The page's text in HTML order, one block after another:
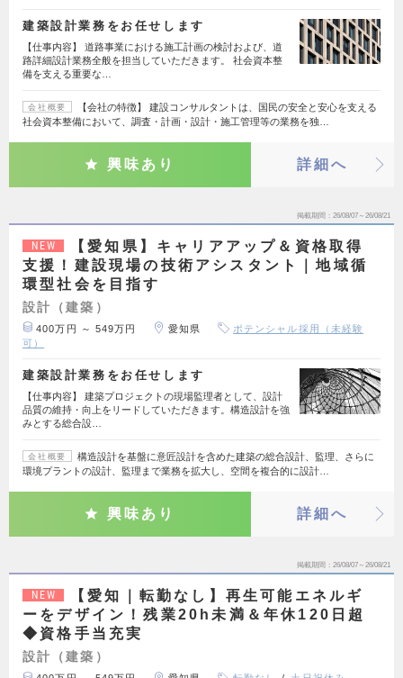
建築設計業務をお任せします
【仕事内容】 道路事業における施工計画の検討および、道
路詳細設計業務全般を担当していただきます。 社会資本整
備を支える重要な…
会社概要
【会社の特徴】 建設コンサルタントは、国民の安全と安心を支える
社会資本整備において、調査・計画・設計・施工管理等の業務を独…
興味あり 詳細へ
掲載期間 26/08/07～26/08/21
NEW
【愛知県】キャリアアップ＆資格取得
支援！建設現場の技術アシスタント｜地域循
環型社会を目指す
設計（建築）
400万円 ～ 549万円 愛知県
ポテンシャル採用（未経験
可）
建築設計業務をお任せします
【仕事内容】 建築プロジェクトの現場監理者として、設計
品質の維持・向上をリードしていただきます。構造設計を強
みとする総合設…
会社概要
構造設計を基盤に意匠設計を含めた建築の総合設計、監理、さらに
環境プラントの設計、監理まで業務を拡大し、空間を複合的に設計…
興味あり 詳細へ
掲載期間 26/08/07～26/08/21
NEW
【愛知｜転勤なし】再生可能エネルギ
ーをデザイン！残業20h未満＆年休120日超
◆資格手当充実
設計（建築）